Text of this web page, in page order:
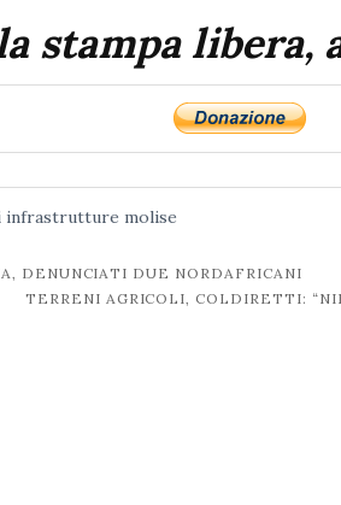
stampa libera,
infrastrutture molise
DENUNCIATI DUE NORDAFRICANI
TERRENI AGRICOLI, COLDIRETTI: